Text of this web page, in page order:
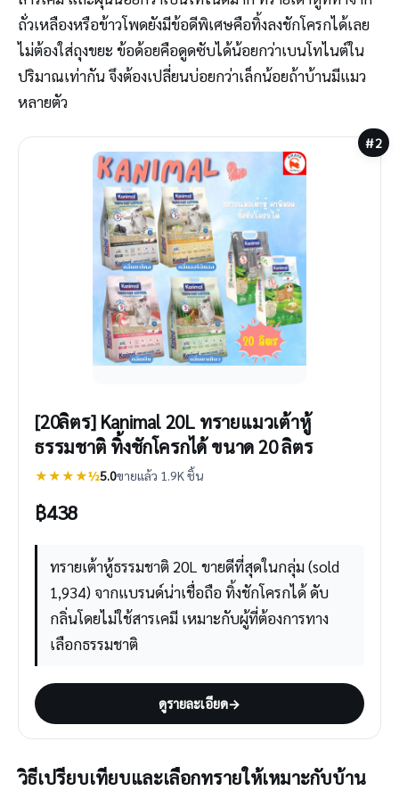
ถั่วเหลืองหรือข้าวโพดยังมีข้อดีพิเศษคือทิ้งลงชักโครกได้เลย
ไม่ต้องใส่ถุงขยะ ข้อด้อยคือดูดซับได้น้อยกว่าเบนโทไนต์ใน
ปริมาณเท่ากัน จึงต้องเปลี่ยนบ่อยกว่าเล็กน้อยถ้าบ้านมีแมว
หลายตัว
#2
[20ลิตร] Kanimal 20L ทรายแมวเต้าหู้
ธรรมชาติ ทิ้งชักโครกได้ ขนาด 20 ลิตร
★★★★½5.0ขายแล้ว 1.9K ชิ้น
฿438
ทรายเต้าหู้ธรรมชาติ 20L ขายดีที่สุดในกลุ่ม (sold
1,934) จากแบรนด์น่าเชื่อถือ ทิ้งชักโครกได้ ดับ
กลิ่นโดยไม่ใช้สารเคมี เหมาะกับผู้ที่ต้องการทาง
เลือกธรรมชาติ
ดูรายละเอียด→
วิธีเปรียบเทียบและเลือกทรายให้เหมาะกับบ้าน